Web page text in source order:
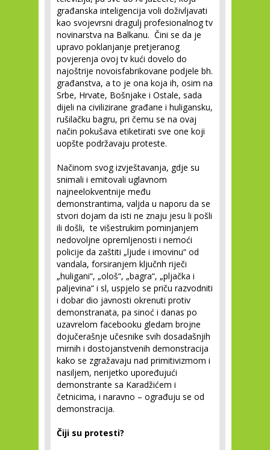
građanska inteligencija voli doživljavati
kao svojevrsni dragulj profesionalnog tv
novinarstva na Balkanu. Čini se da je
upravo poklanjanje pretjeranog
povjerenja ovoj tv kući dovelo do
najoštrije novoisfabrikovane podjele bh.
građanstva, a to je ona koja ih, osim na
Srbe, Hrvate, Bošnjake i Ostale, sada
dijeli na civilizirane građane i huligansku,
rušilačku bagru, pri čemu se na ovaj
način pokušava etiketirati sve one koji
uopšte podržavaju proteste.
Načinom svog izvještavanja, gdje su
snimali i emitovali uglavnom
najneelokventnije među
demonstrantima, valjda u naporu da se
stvori dojam da isti ne znaju jesu li pošli
ili došli, te višestrukim pominjanjem
nedovoljne opremljenosti i nemoći
policije da zaštiti „ljude i imovinu“ od
vandala, forsiranjem ključnh riječi
„huligani“, „ološ“, „bagra“, „pljačka i
paljevina“ i sl, uspjelo se priču razvodniti
i dobar dio javnosti okrenuti protiv
demonstranata, pa sinoć i danas po
uzavrelom facebooku gledam brojne
dojučerašnje učesnike svih dosadašnjih
mirnih i dostojanstvenih demonstracija
kako se zgražavaju nad primitivizmom i
nasiljem, nerijetko upoređujući
demonstrante sa Karadžićem i
četnicima, i naravno – ograđuju se od
demonstracija.
Čiji su protesti?